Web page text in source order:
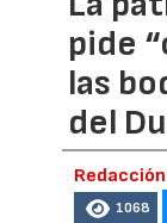
pide
las
del
1068